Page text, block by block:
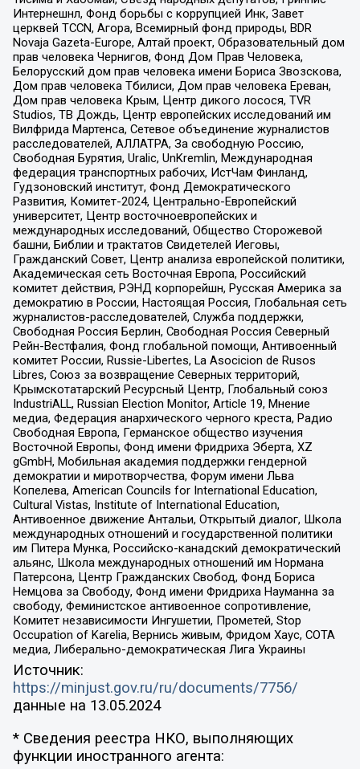
Интернешнл, Фонд борьбы с коррупцией Инк, Завет
церквей TCCN, Агора, Всемирный фонд природы, BDR
Novaja Gazeta-Europe, Алтай проект, Образовательный дом
прав человека Чернигов, Фонд Дом Прав Человека,
Белорусский дом прав человека имени Бориса Звозскова,
Дом прав человека Тбилиси, Дом прав человека Ереван,
Дом прав человека Крым, Центр дикого лосося, TVR
Studios, ТВ Дождь, Центр европейских исследований им
Вилфрида Мартенса, Сетевое объединение журналистов
расследователей, АЛЛАТРА, За свободную Россию,
Свободная Бурятия, Uralic, UnKremlin, Международная
федерация транспортных рабочих, ИстЧам Финланд,
Гудзоновский институт, Фонд Демократического
Развития, Комитет-2024, Центрально-Европейский
университет, Центр восточноевропейских и
международных исследований, Общество Сторожевой
башни, Библии и трактатов Свидетелей Иеговы,
Гражданский Совет, Центр анализа европейской политики,
Академическая сеть Восточная Европа, Российский
комитет действия, РЭНД корпорейшн, Русская Америка за
демократию в России, Настоящая Россия, Глобальная сеть
журналистов-расследователей, Служба поддержки,
Свободная Россия Берлин, Свободная Россия Северный
Рейн-Вестфалия, Фонд глобальной помощи, Антивоенный
комитет России, Russie-Libertes, La Asocicion de Rusos
Libres, Союз за возвращение Северных территорий,
Крымскотатарский Ресурсный Центр, Глобальный союз
IndustriALL, Russian Election Monitor, Article 19, Мнение
медиа, Федерация анархического черного креста, Радио
Свободная Европа, Германское общество изучения
Восточной Европы, Фонд имени Фридриха Эберта, XZ
gGmbH, Мобильная академия поддержки гендерной
демократии и миротворчества, Форум имени Льва
Копелева, American Councils for International Education,
Cultural Vistas, Institute of International Education,
Антивоенное движение Антальи, Открытый диалог, Школа
международных отношений и государственной политики
им Питера Мунка, Российско-канадский демократический
альянс, Школа международных отношений им Нормана
Патерсона, Центр Гражданских Свобод, Фонд Бориса
Немцова за Свободу, Фонд имени Фридриха Науманна за
свободу, Феминистское антивоенное сопротивление,
Комитет независимости Ингушетии, Прометей, Stop
Occupation of Karelia, Вернись живым, Фридом Хаус, СОТА
медиа, Либерально-демократическая Лига Украины
Источник:
https://minjust.gov.ru/ru/documents/7756/
данные на 13.05.2024
* Сведения реестра НКО, выполняющих
функции иностранного агента: